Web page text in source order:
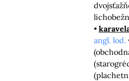
angl. lod.